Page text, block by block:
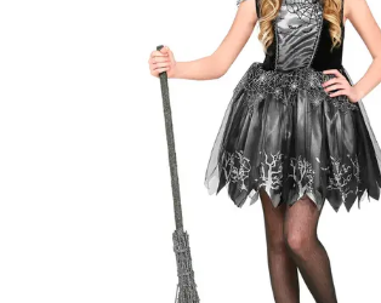
Egyéb